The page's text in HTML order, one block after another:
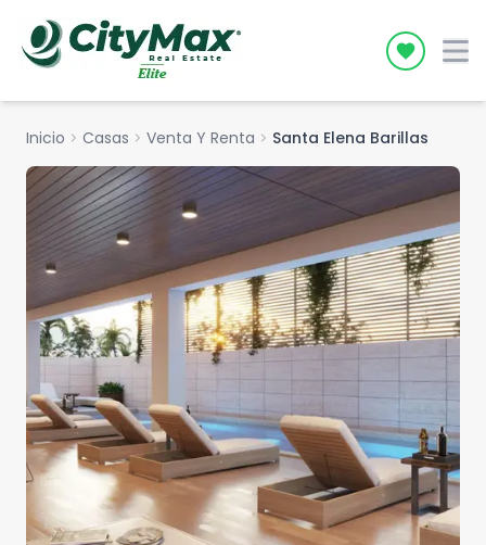
Icon
Inicio chevron_right Casas chevron_right Venta Y Renta chevron_right Santa Elena Barillas